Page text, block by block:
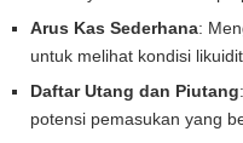
Arus Kas Sederhana:
untuk melihat kondisi
Daftar Utang dan Piutang
potensi pemasukan yang